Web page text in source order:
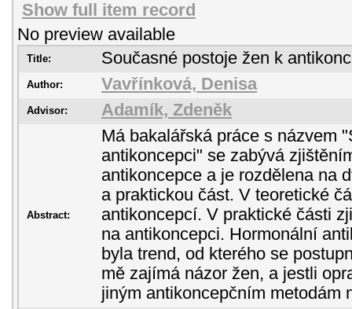
Show full item record
No preview available
Title: Současné postoje žen k
Author: Vavřínková, Denisa
Advisor: Adamík, Zdeněk
Abstract:
Má bakalářská práce s názvem
antikoncepci" se zabývá
antikoncepce a je rozdělena na
a praktickou část. V teoretické
antikoncepcí. V praktické části
na antikoncepci. Hormonální
byla trend, od kterého se
mě zajímá názor žen, a jestli
jiným antikoncepčním metodám